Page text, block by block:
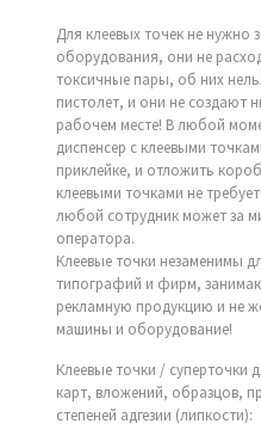
Для клеевых точек не нужно
оборудования, они не
токсичные пары, об них
пистолет, и они не создают
рабочем месте! В любой
диспенсер с клеевыми
приклейке, и отложить
клеевыми точками не
любой сотрудник может за
оператора.
Клеевые точки незаменимы
типографий и фирм,
рекламную продукцию и не
машины и оборудование!
Клеевые точки / суперточки
карт, вложений, образцов,
степеней адгезии (липкости):